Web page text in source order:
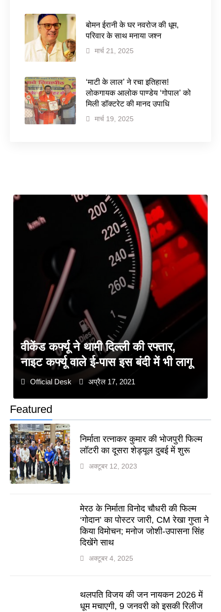
बोमन ईरानी के घर नवरोज की धूम,
परिवार के साथ मनाया जश्न
मार्च 21, 2025
‘माटी के लाल’ ने रचा इतिहास!
लोकगायक आलोक पाण्डेय ‘गोपाल’ को
मिली डॉक्टरेट की मानद उपाधि
मार्च 19, 2025
Featured
निर्माता रत्नाकर कुमार की भोजपुरी फिल्म
लॉटरी का दूसरा शेड्यूल दुबई में शुरू
अक्टूबर 12, 2023
मेरठ के निर्माता विनोद चौधरी की फिल्म
‘गोदान’ का पोस्टर जारी, CM रेखा गुप्ता ने
किया विमोचन; मनोज जोशी-उपासना सिंह
दिखेंगे साथ
अक्टूबर 4, 2025
थलपति विजय की जन नायकन 2026 में
धूम मचाएगी, 9 जनवरी को इसकी रिलीज
वीकेंड कर्फ्यू ने थामी दिल्ली की रफ्तार,
नाइट कर्फ्यू वाले ई-पास इस बंदी में भी लागू
Official Desk अप्रैल 17, 2021